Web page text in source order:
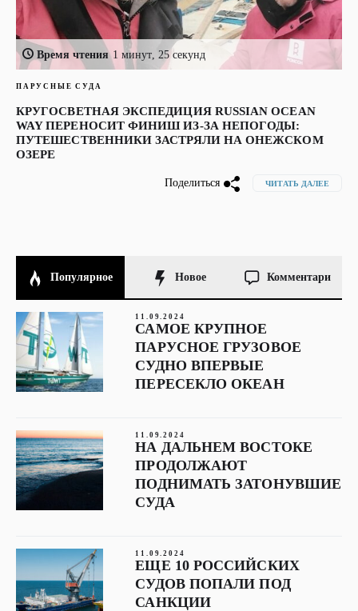
Время чтения 1 минут, 25 секунд
ПАРУСНЫЕ СУДА
КРУГОСВЕТНАЯ ЭКСПЕДИЦИЯ RUSSIAN OCEAN
WAY ПЕРЕНОСИТ ФИНИШ ИЗ-ЗА НЕПОГОДЫ:
ПУТЕШЕСТВЕННИКИ ЗАСТРЯЛИ НА ОНЕЖСКОМ
ОЗЕРЕ
Поделиться ЧИТАТЬ ДАЛЕЕ
Популярное Новое Комментари
11.09.2024
САМОЕ КРУПНОЕ
ПАРУСНОЕ ГРУЗОВОЕ
СУДНО ВПЕРВЫЕ
ПЕРЕСЕКЛО ОКЕАН
11.09.2024
НА ДАЛЬНЕМ ВОСТОКЕ
ПРОДОЛЖАЮТ
ПОДНИМАТЬ ЗАТОНУВШИЕ
СУДА
11.09.2024
ЕЩЕ 10 РОССИЙСКИХ
СУДОВ ПОПАЛИ ПОД
САНКЦИИ